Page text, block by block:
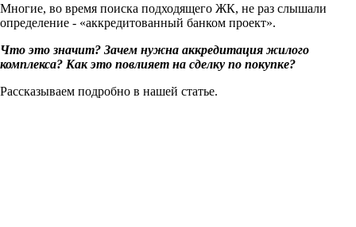
Многие, во время поиска подходящего ЖК, не раз слышали
определение - «аккредитованный банком проект».
Что это значит? Зачем нужна аккредитация жилого
комплекса? Как это повлияет на сделку по покупке?
Рассказываем подробно в нашей статье.